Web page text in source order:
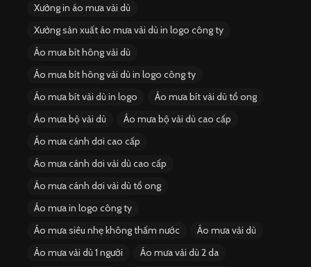
Xưởng in áo mưa vải dù
Xưởng sản xuất áo mưa vải dù in logo công ty
Áo mưa bít hông vải dù
Áo mưa bít hông vải dù in logo công ty
Áo mưa bít vải dù in logo
Áo mưa bít vải dù tổ ong
Áo mưa bộ vải dù
Áo mưa bộ vải dù cao cấp
Áo mưa cánh dơi cao cấp
Áo mưa cánh dơi vải dù cao cấp
Áo mưa cánh dơi vải dù tổ ong
Áo mưa in logo công ty
Áo mưa siêu nhẹ không thấm nước
Áo mưa vải dù
Áo mưa vải dù 1 người
Áo mưa vải dù 2 da